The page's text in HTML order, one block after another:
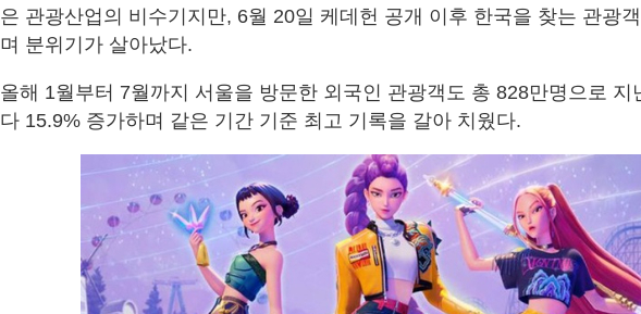
은 관광산업의 비수기지만, 6월 20일 케데헌 공개 이후 한국을 찾는 관광
며 분위기가 살아났다.
올해 1월부터 7월까지 서울을 방문한 외국인 관광객도 총 828만명으로 지
다 15.9% 증가하며 같은 기간 기준 최고 기록을 갈아 치웠다.